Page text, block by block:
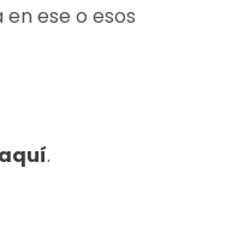
ese o esos
aquí.